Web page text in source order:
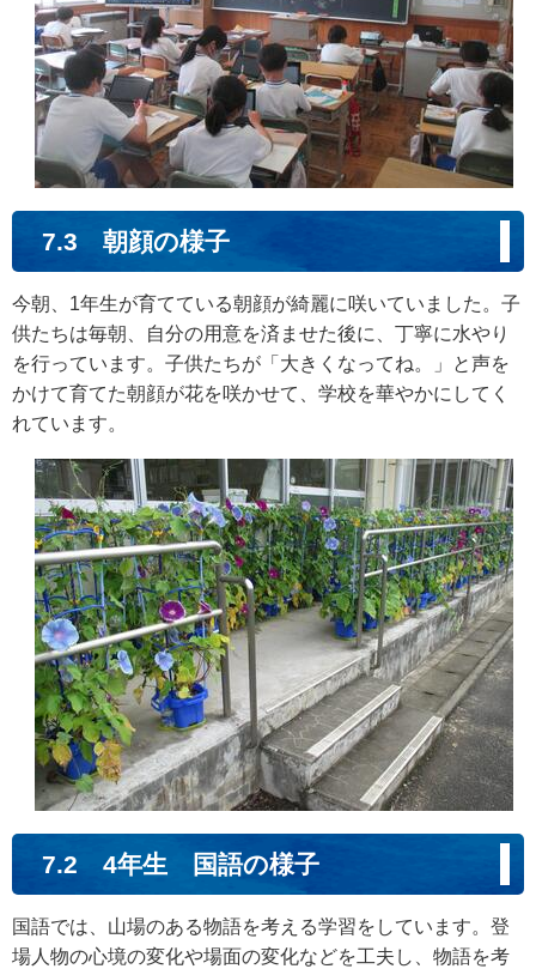
7.3 朝顔の様子
今朝、1年生が育てている朝顔が綺麗に咲いていました。子
供たちは毎朝、自分の用意を済ませた後に、丁寧に水やり
を行っています。子供たちが「大きくなってね。」と声を
かけて育てた朝顔が花を咲かせて、学校を華やかにしてく
れています。
7.2 4年生 国語の様子
国語では、山場のある物語を考える学習をしています。登
場人物の心境の変化や場面の変化などを工夫し、物語を考